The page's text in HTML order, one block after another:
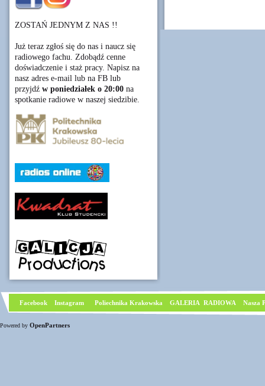
ZOSTAŃ JEDNYM Z NAS !!
Już teraz zgłoś się do nas i naucz się
radiowego fachu. Zdobądź cenne
doświadczenie i staż pracy. Napisz na
nasz adres e-mail lub na FB lub
przyjdź w poniedziałek o 20:00 na
spotkanie radiowe w naszej siedzibie.
Facebook Instagram Poliechnika Krakowska GALERIA RADIOWA Nasza
Powered by OpenPartners